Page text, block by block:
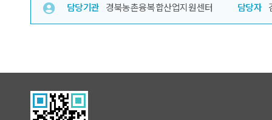
담당기관 경북농촌융복합산업지원센터 담당자